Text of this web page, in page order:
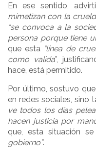
En ese sentido,
mimetizan con la
“se convoca a la
persona porque tiene
que esta “línea de
como valida”,
hace, está permitido.
Por último, sostuvo
en redes sociales, sino
ve todos los días
hacen justicia por
que, esta situación
gobierno”.